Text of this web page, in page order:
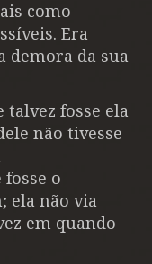
como
Era
demora da sua
talvez fosse ela
não tivesse
o
ela não via
em quando